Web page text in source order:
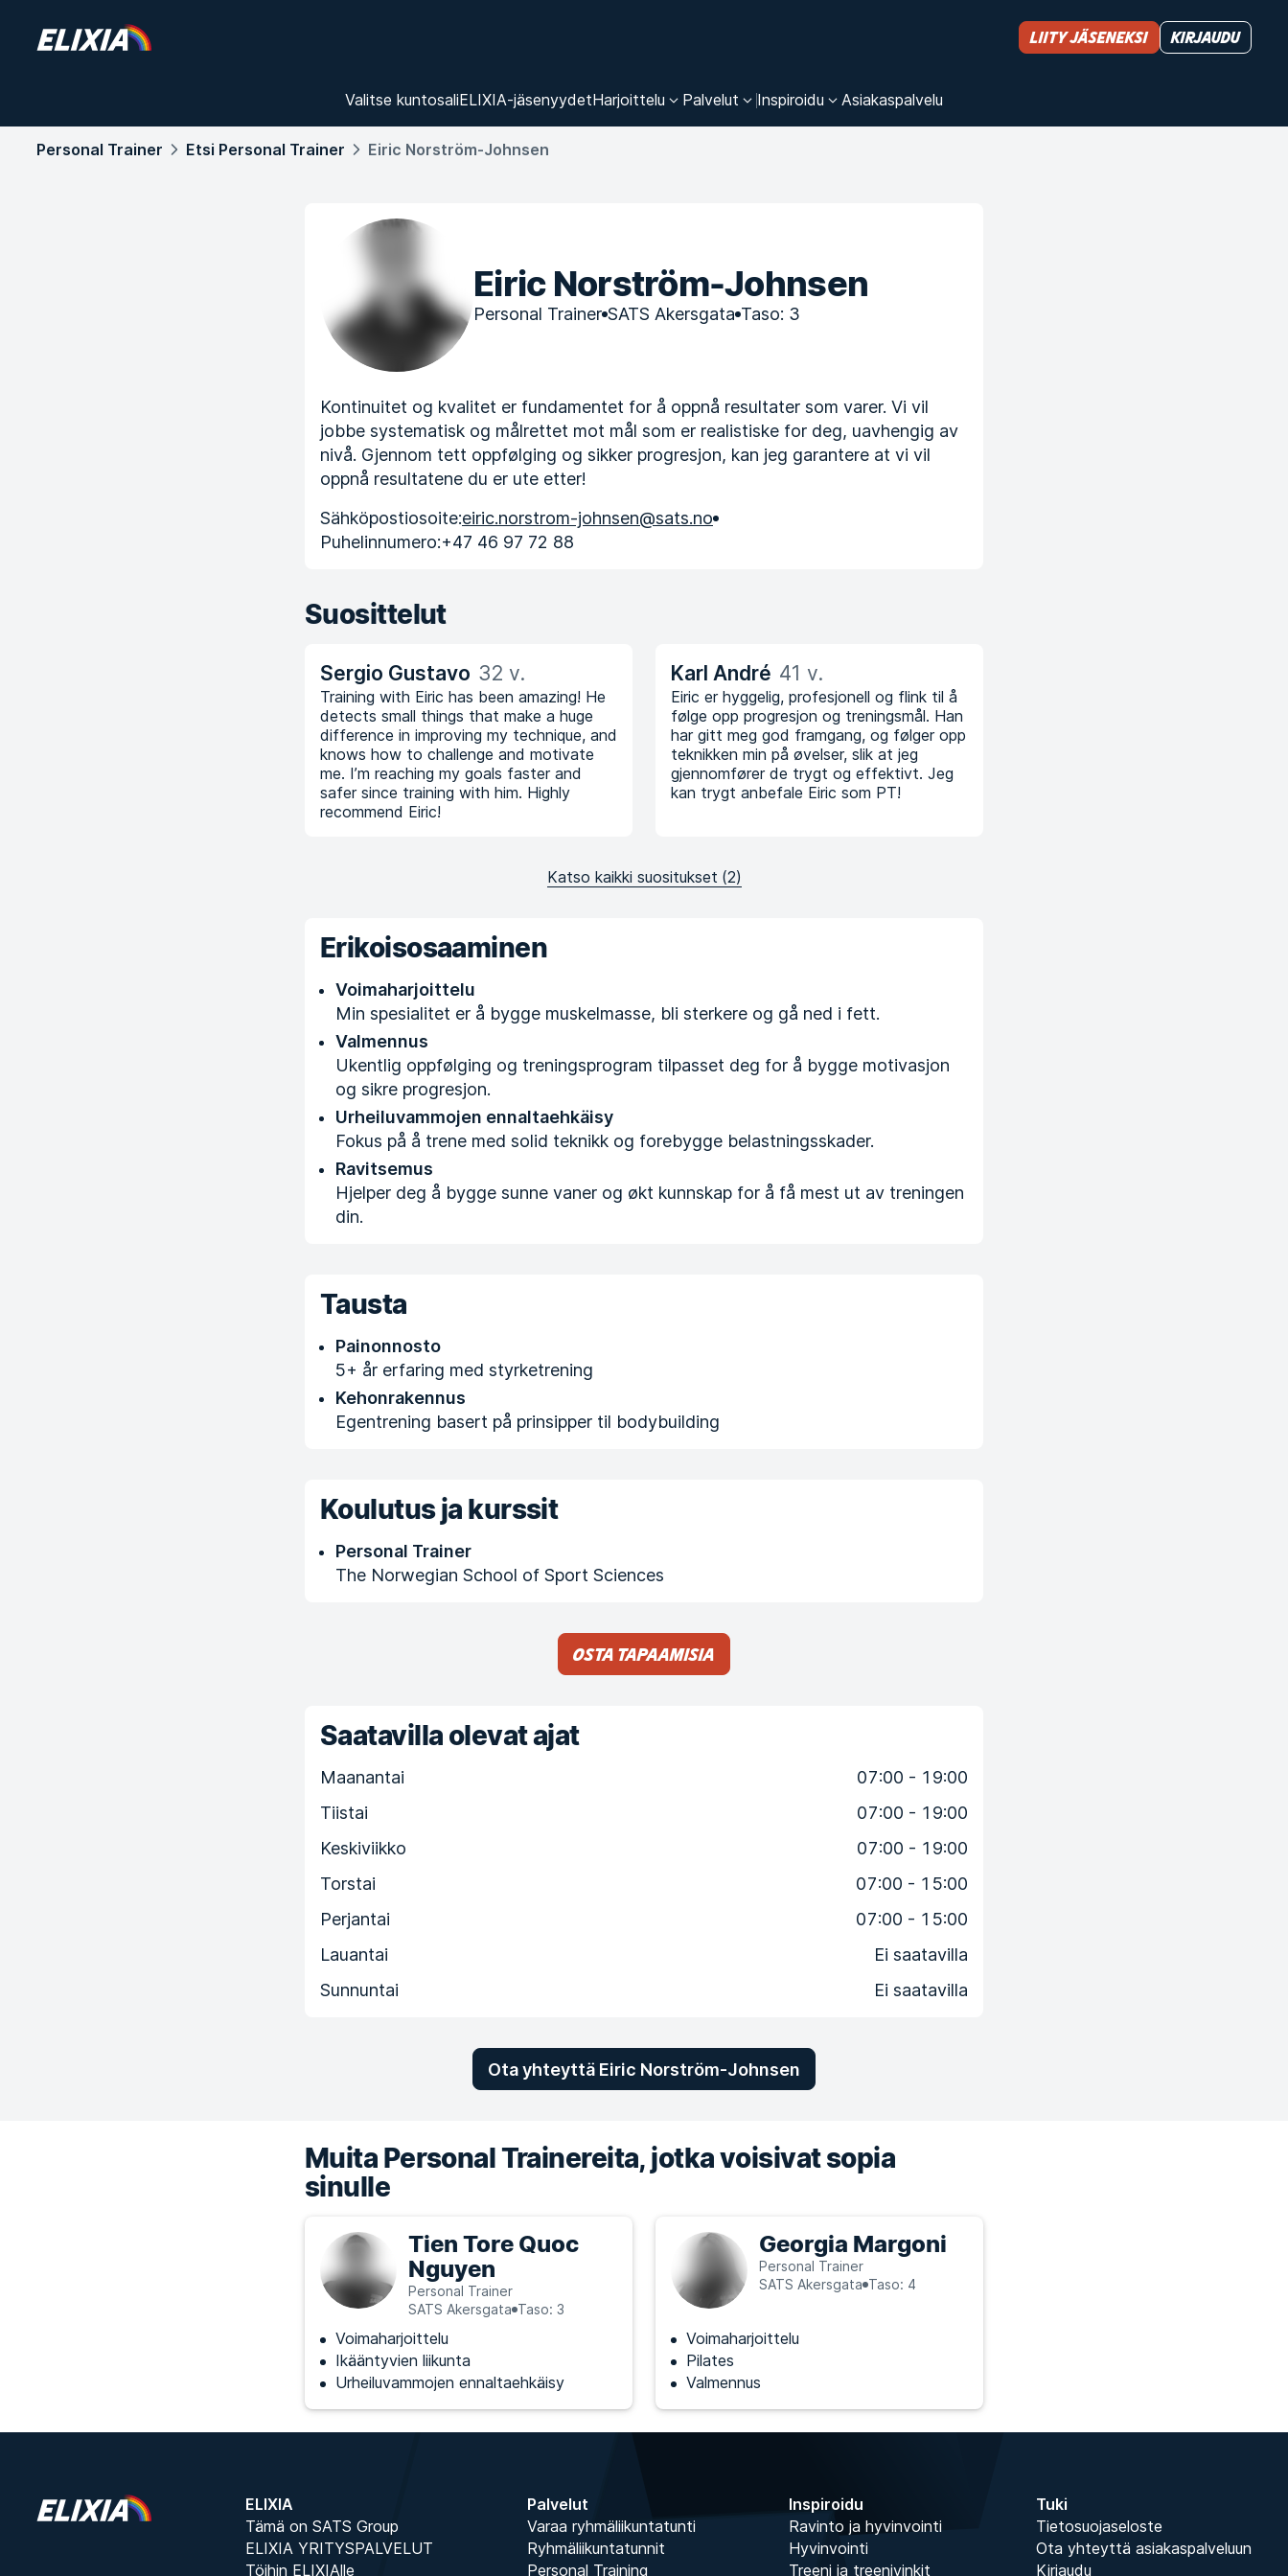
Valitse kuntosaliELIXIA-jäsenyydetHarjoittelu Palvelut Inspiroidu Asiakas­palvelu
Liity jäseneksi Kirjaudu
Personal Trainer Etsi Personal Trainer Eiric Norström-Johnsen
Eiric Norström-Johnsen
Personal Trainer SATS Akersgata Taso: 3
Kontinuitet og kvalitet er fundamentet for å oppnå resultater som varer. Vi vil
jobbe systematisk og målrettet mot mål som er realistiske for deg, uavhengig av
nivå. Gjennom tett oppfølging og sikker progresjon, kan jeg garantere at vi vil
oppnå resultatene du er ute etter!
Sähköpostiosoite:eiric.norstrom-johnsen@sats.no
Puhelinnumero:+47 46 97 72 88
Suosittelut
Sergio Gustavo 32 v.
Training with Eiric has been amazing! He
detects small things that make a huge
difference in improving my technique, and
knows how to challenge and motivate
me. I’m reaching my goals faster and
safer since training with him. Highly
recommend Eiric!
Karl André 41 v.
Eiric er hyggelig, profesjonell og flink til å
følge opp progresjon og treningsmål. Han
har gitt meg god framgang, og følger opp
teknikken min på øvelser, slik at jeg
gjennomfører de trygt og effektivt. Jeg
kan trygt anbefale Eiric som PT!
Katso kaikki suositukset (2)
Erikoisosaaminen
Voimaharjoittelu
Min spesialitet er å bygge muskelmasse, bli sterkere og gå ned i fett.
Valmennus
Ukentlig oppfølging og treningsprogram tilpasset deg for å bygge motivasjon
og sikre progresjon.
Urheiluvammojen ennaltaehkäisy
Fokus på å trene med solid teknikk og forebygge belastningsskader.
Ravitsemus
Hjelper deg å bygge sunne vaner og økt kunnskap for å få mest ut av treningen
din.
Tausta
Painonnosto
5+ år erfaring med styrketrening
Kehonrakennus
Egentrening basert på prinsipper til bodybuilding
Koulutus ja kurssit
Personal Trainer
The Norwegian School of Sport Sciences
Osta tapaamisia
Saatavilla olevat ajat
Maanantai
07:00 - 19:00
Tiistai
07:00 - 19:00
Keskiviikko
07:00 - 19:00
Torstai
07:00 - 15:00
Perjantai
07:00 - 15:00
Lauantai
Ei saatavilla
Sunnuntai
Ei saatavilla
Ota yhteyttä Eiric Norström-Johnsen
Muita Personal Trainereita, jotka voisivat sopia
sinulle
Tien Tore Quoc
Nguyen
Personal Trainer
SATS Akersgata Taso: 3
Voimaharjoittelu
Ikääntyvien liikunta
Urheiluvammojen ennaltaehkäisy
Georgia Margoni
Personal Trainer
SATS Akersgata Taso: 4
Voimaharjoittelu
Pilates
Valmennus
ELIXIA
Tämä on SATS Group
ELIXIA YRITYSPALVELUT
Töihin ELIXIAlle
Palvelut
Varaa ryhmäliikuntatunti
Ryhmäliikuntatunnit
Personal Training
Inspiroidu
Ravinto ja hyvinvointi
Hyvinvointi
Treeni ja treenivinkit
Tuki
Tietosuojaseloste
Ota yhteyttä asiakaspalveluun
Kirjaudu